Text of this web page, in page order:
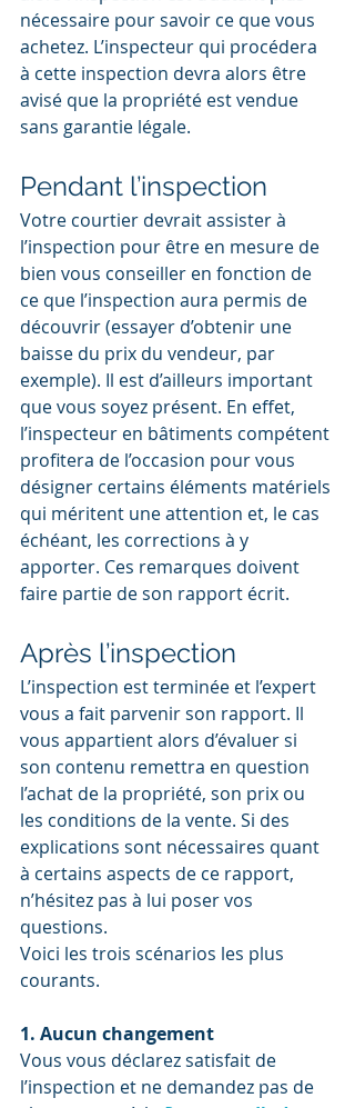
nécessaire pour savoir ce que vous
achetez. L’inspecteur qui procédera
à cette inspection devra alors être
avisé que la propriété est vendue
sans garantie légale.
Pendant l’inspection
Votre courtier devrait assister à
l’inspection pour être en mesure de
bien vous conseiller en fonction de
ce que l’inspection aura permis de
découvrir (essayer d’obtenir une
baisse du prix du vendeur, par
exemple). Il est d’ailleurs important
que vous soyez présent. En effet,
l’inspecteur en bâtiments compétent
profitera de l’occasion pour vous
désigner certains éléments matériels
qui méritent une attention et, le cas
échéant, les corrections à y
apporter. Ces remarques doivent
faire partie de son rapport écrit.
Après l’inspection
L’inspection est terminée et l’expert
vous a fait parvenir son rapport. Il
vous appartient alors d’évaluer si
son contenu remettra en question
l’achat de la propriété, son prix ou
les conditions de la vente. Si des
explications sont nécessaires quant
à certains aspects de ce rapport,
n’hésitez pas à lui poser vos
questions.
Voici les trois scénarios les plus
courants.
1. Aucun changement
Vous vous déclarez satisfait de
l’inspection et ne demandez pas de